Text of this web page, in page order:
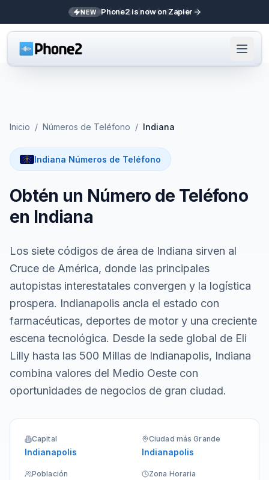
NEW Phone2 is now on Zapier
Inicio / Números de Teléfono / Indiana
Indiana Números de Teléfono
Obtén un Número de Teléfono
en Indiana
Los siete códigos de área de Indiana sirven al
Cruce de América, donde las principales
autopistas interestatales convergen y la logística
prospera. Indianapolis ancla el estado con
farmacéuticas, deportes de motor y una creciente
escena tecnológica. Desde la sede global de Eli
Lilly hasta las 500 Millas de Indianapolis, Indiana
combina valores del Medio Oeste con
oportunidades de negocios de gran ciudad.
Capital
Indianapolis
Ciudad más Grande
Indianapolis
Población Zona Horaria